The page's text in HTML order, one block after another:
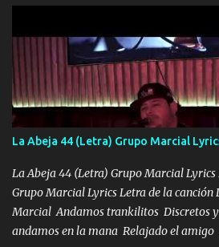
quiso, él tiempo sigue pasando y nunca
seguiré esperando hasta volvernos a
tengo de mi mente no se va, en mi
tu papá, a veces me pongo triste
que tu me escuchas porque tu eres mi
llega para reunirme contigo, tu iluminas
serás mi niño, del amor que yo te tengo es
La Abeja 44 (Letra) Grupo Marcial
La Abeja 44 (Letra) Grupo Marcial
Grupo Marcial Lyrics Letra de la canción
Marcial Andamos trankilitos Discretos
andamos en la mana Relajado el amigo